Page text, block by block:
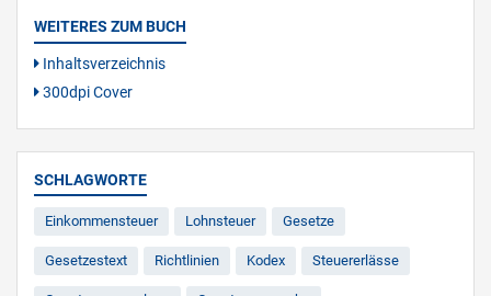
WEITERES ZUM BUCH
Inhaltsverzeichnis
300dpi Cover
SCHLAGWORTE
Einkommensteuer Lohnsteuer Gesetze
Gesetzestext Richtlinien Kodex Steuererlässe